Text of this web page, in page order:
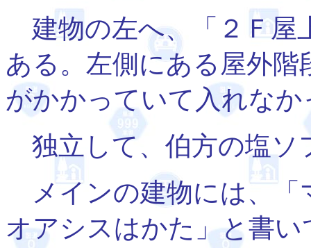
建物の左へ、「２Ｆ屋
ある。左側にある屋外
がかかっていて入れな
独立して、伯方の塩ソ
メインの建物には、「
オアシスはかた」と書い